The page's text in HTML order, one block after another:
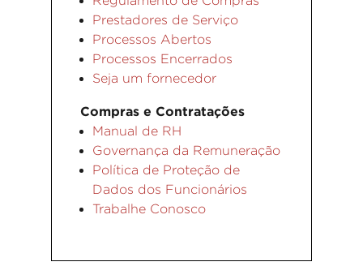
Prestadores de Serviço
Processos Abertos
Processos Encerrados
Seja um fornecedor
Compras e Contratações
Manual de RH
Governança da Remuneração
Política de Proteção de
Dados dos Funcionários
Trabalhe Conosco